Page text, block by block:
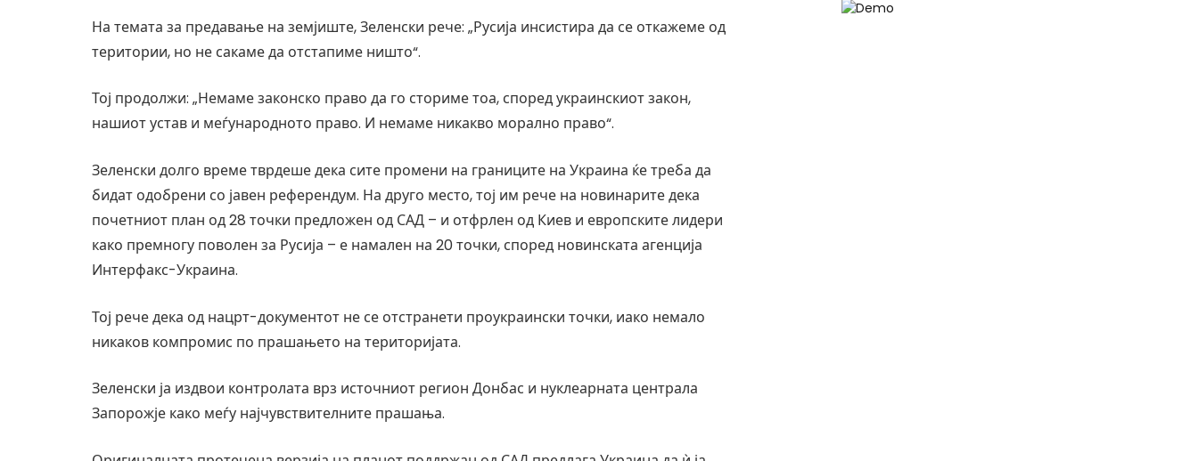
На темата за предавање на земјиште, Зеленски рече: „Русија инсистира да се откажеме од
територии, но не сакаме да отстапиме ништо“.
Тој продолжи: „Немаме законско право да го сториме тоа, според украинскиот закон,
нашиот устав и меѓународното право. И немаме никакво морално право“.
Зеленски долго време тврдеше дека сите промени на границите на Украина ќе треба да
бидат одобрени со јавен референдум. На друго место, тој им рече на новинарите дека
почетниот план од 28 точки предложен од САД – и отфрлен од Киев и европските лидери
како премногу поволен за Русија – е намален на 20 точки, според новинската агенција
Интерфакс-Украина.
Тој рече дека од нацрт-документот не се отстранети проукраински точки, иако немало
никаков компромис по прашањето на територијата.
Зеленски ја издвои контролата врз источниот регион Донбас и нуклеарната централа
Запорожје како меѓу најчувствителните прашања.